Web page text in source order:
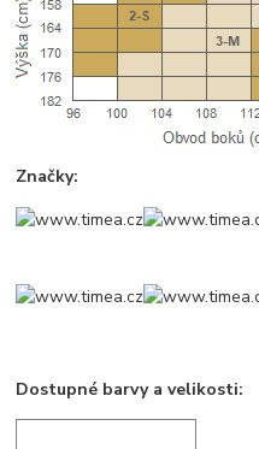
Značky:
Dostupné barvy a velikosti: